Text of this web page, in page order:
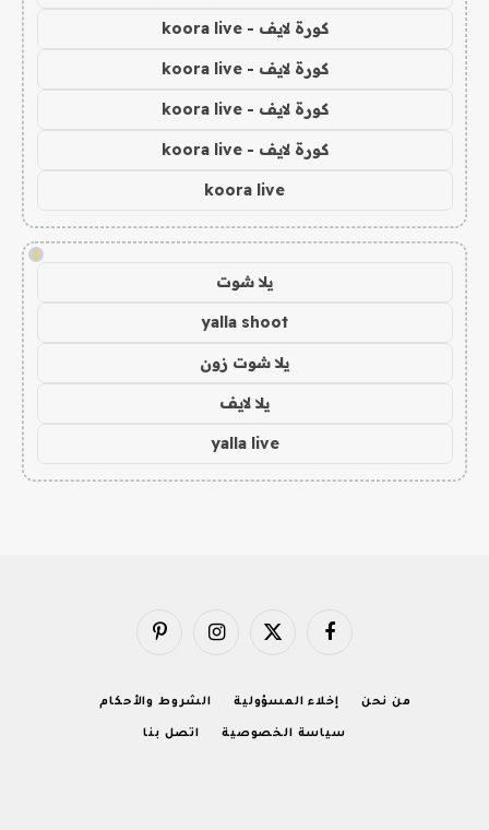
كورة لايف - koora live
كورة لايف - koora live
كورة لايف - koora live
كورة لايف - koora live
koora live
!
يلا شوت
yalla shoot
يلا شوت زون
يلا لايف
yalla live
فيسبوك X
الانستغرامبينتيريست
من نحن إخلاء المسؤولية الشروط والأحكام
سياسة الخصوصية اتصل بنا